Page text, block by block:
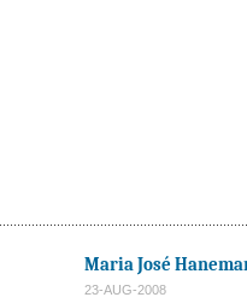
Maria José
23-AUG-2008